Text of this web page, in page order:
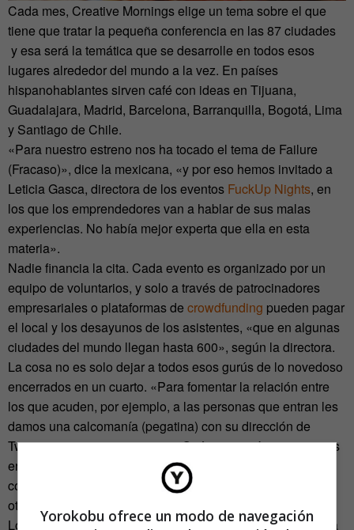
Cada mes, Creative Mornings elige un tema sobre el que
tiene que tratar la pequeña conferencia en las 87 ciudades
y esa será la temática que se desarrolle en todos esos
lugares alrededor del mundo a la vez. En países
hispanohablantes sirven café con ideas en Tijuana,
Guadalajara, Madrid, Barcelona, Barranquilla, Bogotá, Lima
y Santiago de Chile.
«Para nuestro estreno nos ha tocado el tema de Failure
(Fracaso)», dice la mexicana, «y por eso hemos invitado a
Leticia Gasca, directora de los eventos FuckUp Nights, en
los que los emprendedores van a hablar de sus malas
experiencias. No había mejor experta que ella en esta
materia».
Nadie financia la cita. Cada evento es organizado por un
equipo de voluntarios, y solo a través de patrocinadores
empresariales o plataformas de crowdfunding pueden pagar
el local y los desayunos de los asistentes, «que en algunas
ciudades del mundo llegan hasta 600», según la directora.
La cosa no es solo dejar a todos esos gurús de lo novedoso
encerrados en un cuarto. «Para fomentar la relación entre
los que acuden, por ejemplo, a las personas que entran les
damos una calcomanía (pegatina) con su dirección de
Twitter y una pregunta como: ‘¿Qué te gustaría tener menos
en la vida’. La gente responde cosas tal que: e-mails, o
complicaciones… Solo con leer esas respuestas unos a
otros, se da a pie a que entablen conversaciones».
Los creadores de la plataforma en México DF creen que ya
Yorokobu ofrece un modo de navegación